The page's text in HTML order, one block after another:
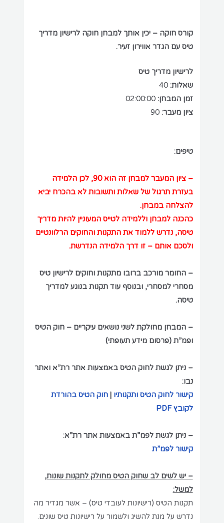
קורס חוקה – יכין אותך למבחן חוקה לרישיון מדריך
טיס עם הגדר אווירון זעיר.
לרישיון מדריך טיס
שאלות: 40
זמן המבחן: 02:00:00
ציון מעבר: 90
טיפים:
– ציון המעבר למבחן זה הוא 90, לכן הלמידה
בעזרת תרגול של שאלות ותשובות לא בהכרח יביא
להצלחה במבחן.
כהכנה למבחן וללמידה לטייס המעוניין להיות מדריך
טיסה, נדרש ללמוד את התקנות והחוקים הרלוונטיים
ולסכם אותם – זו דרך הלמידה הנדרשת.
– החומר מורכב ברובו מתקנות וחוקים לרישיון טיס
מסחרי למסחרי, ובנוסף עוד תקנות בנוגע למדריך
טיסה.
– המבחן מחולקת לשני נושאים עיקריים – חוק הטיס
ופמ”ת (פרסום מידע תעופתי)
– ניתן לגשת לחוק הטיס באמצעות אתר רת”א ואתר
נבו:
קישור לחוק הטיס ותקנותיו
חוק הטיס בהורדת
לקובץ PDF
– ניתן לגשת לפמ”ת באמצעות אתר רת”א:
קישור לפמ”ת
– יש לשים לב שחוק הטיס מחולק לתקנות שונות,
למשל:
תקנות הטיס (רישיונות לעובדי טיס) – אשר מגדיר מה
נדרש על מנת להשיג ולשמור על רישיונות טיס שונים.